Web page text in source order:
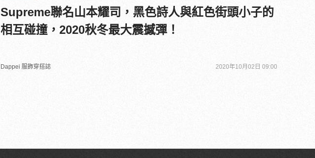
Supreme聯名山本耀司，黑色詩人與紅色街頭小子的
相互碰撞，2020秋冬最大震撼彈！
Dappei 服飾穿搭誌 2020年10月02日 09:00